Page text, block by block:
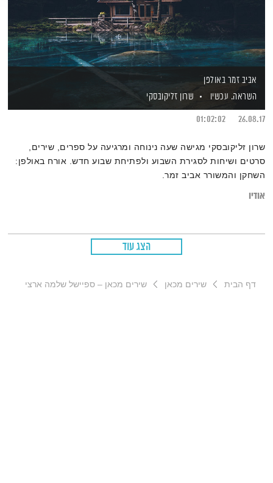
אביב זמר באולפן
השראה. עכשיו
שרון זליקובסקי
26.08.17
01:02:02
שרון זליקובסקי מגישה שעה נינוחה ומרגיעה על ספרים, שירים,
סרטים ושיחות לסגירת השבוע ולפתיחת שבוע חדש. אורח באולפן:
השחקן והמשורר אביב זמר.
אודיו
הצג עוד
דף הבית שירים מכאן שירים מכאן – ספיישל שלמה ארצי